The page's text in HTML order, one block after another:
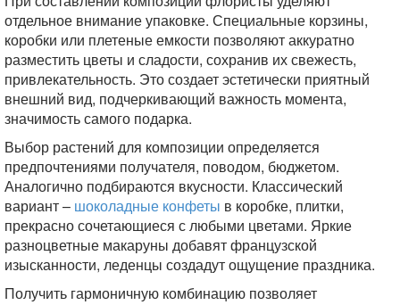
отдельное внимание упаковке. Специальные корзины,
коробки или плетеные емкости позволяют аккуратно
разместить цветы и сладости, сохранив их свежесть,
привлекательность. Это создает эстетически приятный
внешний вид, подчеркивающий важность момента,
значимость самого подарка.
Выбор растений для композиции определяется
предпочтениями получателя, поводом, бюджетом.
Аналогично подбираются вкусности. Классический
вариант – шоколадные конфеты в коробке, плитки,
прекрасно сочетающиеся с любыми цветами. Яркие
разноцветные макаруны добавят французской
изысканности, леденцы создадут ощущение праздника.
Получить гармоничную комбинацию позволяет